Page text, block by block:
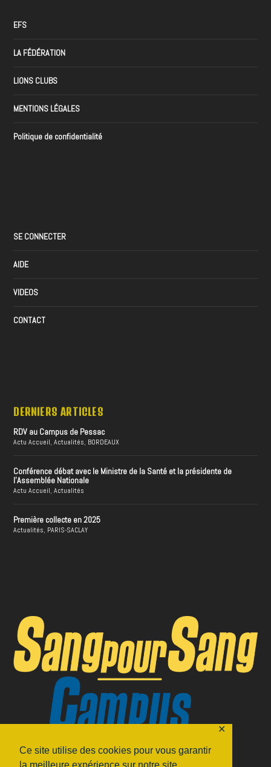
Ce site utilise des cookies pour vous garantir
la meilleure expérience sur notre site.
✕
EFS
LA FÉDÉRATION
LIONS CLUBS
MENTIONS LÉGALES
Politique de confidentialité
SE CONNECTER
AIDE
VIDEOS
CONTACT
DERNIERS ARTICLES
RDV au Campus de Pessac
Actu Accueil,Actualités, BORDEAUX
Conférence débat avec le Ministre de la Santé et la présidente de
l’Assemblée Nationale
Actu Accueil,Actualités
Première collecte en 2025
Actualités, PARIS-SACLAY